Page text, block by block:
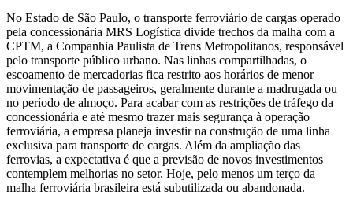
No Estado de São Paulo, o transporte ferroviário de cargas operado
pela concessionária MRS Logística divide trechos da malha com a
CPTM, a Companhia Paulista de Trens Metropolitanos, responsável
pelo transporte público urbano. Nas linhas compartilhadas, o
escoamento de mercadorias fica restrito aos horários de menor
movimentação de passageiros, geralmente durante a madrugada ou
no período de almoço. Para acabar com as restrições de tráfego da
concessionária e até mesmo trazer mais segurança à operação
ferroviária, a empresa planeja investir na construção de uma linha
exclusiva para transporte de cargas. Além da ampliação das
ferrovias, a expectativa é que a previsão de novos investimentos
contemplem melhorias no setor. Hoje, pelo menos um terço da
malha ferroviária brasileira está subutilizada ou abandonada.